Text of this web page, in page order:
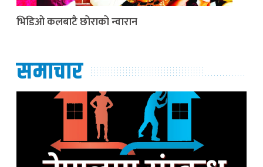
भिडिओ कलबाटै छोराको न्वारान
समाचार